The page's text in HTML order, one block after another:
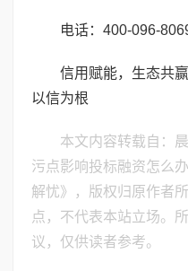
电话：400-096-
信用赋能，生态共
以信为根
本文内容转载自：
污点影响投标融资怎么
解忧》，版权归原作者
点，不代表本站立场。
议，仅供读者参考。